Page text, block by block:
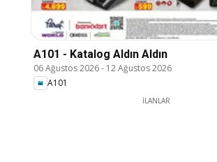
A101 - Katalog Aldın Aldın
06 Ağustos 2026- 12 Ağustos 2026
A101
İLANLAR